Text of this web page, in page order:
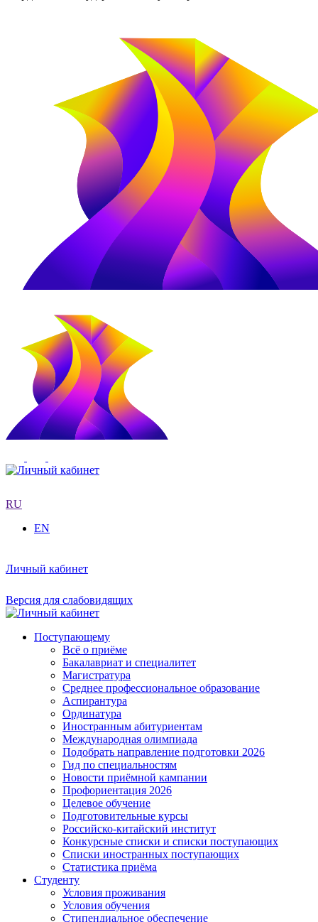
RU
EN
Личный кабинет
Версия для слабовидящих
Поступающему
Всё о приёме
Бакалавриат и специалитет
Магистратура
Среднее профессиональное образование
Аспирантура
Ординатура
Иностранным абитуриентам
Международная олимпиада
Подобрать направление подготовки 2026
Гид по специальностям
Новости приёмной кампании
Профориентация 2026
Целевое обучение
Подготовительные курсы
Российско-китайский институт
Конкурсные списки и списки поступающих
Списки иностранных поступающих
Статистика приёма
Студенту
Условия проживания
Условия обучения
Стипендиальное обеспечение